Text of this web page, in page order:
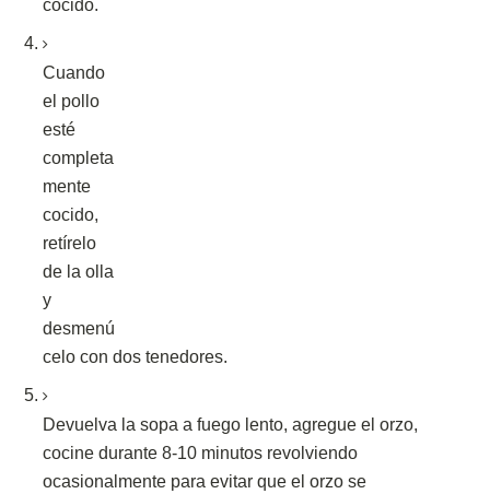
cocido.
Cuando
el pollo
esté
completa
mente
cocido,
retírelo
de la olla
y
desmenú
celo con dos tenedores.
Devuelva la sopa a fuego lento, agregue el orzo,
cocine durante 8-10 minutos revolviendo
ocasionalmente para evitar que el orzo se